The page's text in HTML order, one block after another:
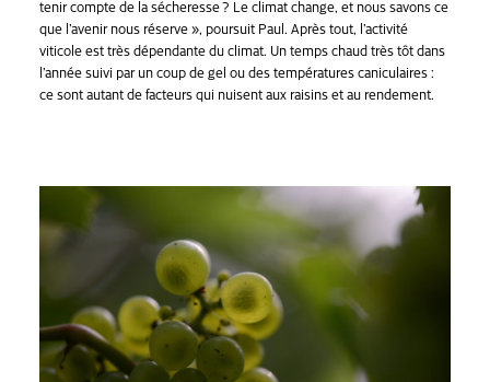
tenir compte de la sécheresse ? Le climat change, et nous savons ce
que l’avenir nous réserve », poursuit Paul. Après tout, l’activité
viticole est très dépendante du climat. Un temps chaud très tôt dans
l’année suivi par un coup de gel ou des températures caniculaires :
ce sont autant de facteurs qui nuisent aux raisins et au rendement.